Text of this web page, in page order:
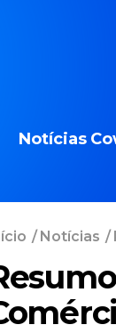
Notícias
/Notícias /